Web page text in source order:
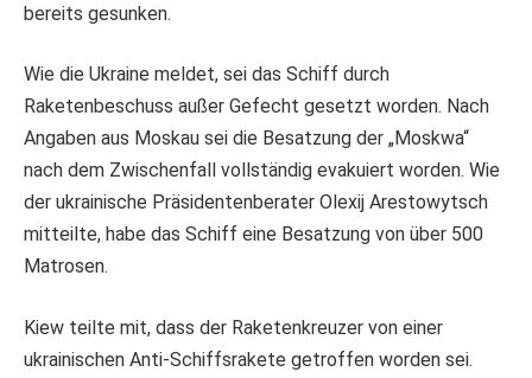
bereits gesunken.
Wie die Ukraine meldet, sei das Schiff durch
Raketenbeschuss außer Gefecht gesetzt worden. Nach
Angaben aus Moskau sei die Besatzung der „Moskwa“
nach dem Zwischenfall vollständig evakuiert worden. Wie
der ukrainische Präsidentenberater Olexij Arestowytsch
mitteilte, habe das Schiff eine Besatzung von über 500
Matrosen.
Kiew teilte mit, dass der Raketenkreuzer von einer
ukrainischen Anti-Schiffsrakete getroffen worden sei.